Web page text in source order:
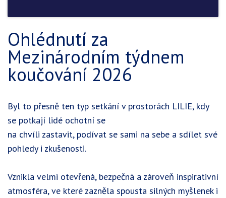
Ohlédnutí za
Mezinárodním týdnem
koučování 2026
Byl to přesně ten typ setkání v prostorách LILIE, kdy
se potkají lidé ochotní se
na chvíli zastavit, podívat se sami na sebe a sdílet své
pohledy i zkušenosti.
Vznikla velmi otevřená, bezpečná a zároveň inspirativní
atmosféra, ve které zazněla spousta silných myšlenek i